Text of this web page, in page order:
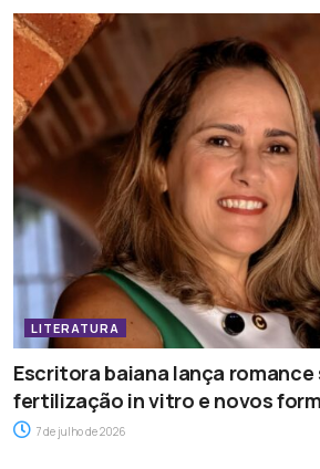
LITERATURA
Escritora baiana lança romance
fertilização in vitro e novos
7 de julho de 2026